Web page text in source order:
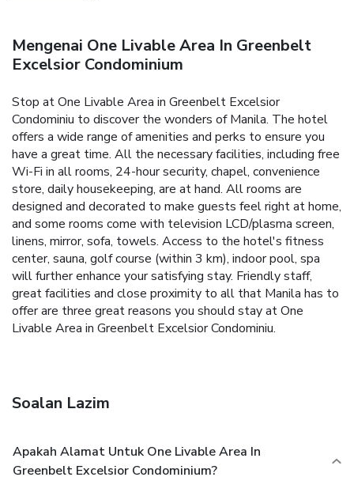
Mengenai One Livable Area In Greenbelt
Excelsior Condominium
Stop at One Livable Area in Greenbelt Excelsior
Condominiu to discover the wonders of Manila. The hotel
offers a wide range of amenities and perks to ensure you
have a great time. All the necessary facilities, including free
Wi-Fi in all rooms, 24-hour security, chapel, convenience
store, daily housekeeping, are at hand. All rooms are
designed and decorated to make guests feel right at home,
and some rooms come with television LCD/plasma screen,
linens, mirror, sofa, towels. Access to the hotel's fitness
center, sauna, golf course (within 3 km), indoor pool, spa
will further enhance your satisfying stay. Friendly staff,
great facilities and close proximity to all that Manila has to
offer are three great reasons you should stay at One
Livable Area in Greenbelt Excelsior Condominiu.
Soalan Lazim
Apakah Alamat Untuk One Livable Area In
Greenbelt Excelsior Condominium?